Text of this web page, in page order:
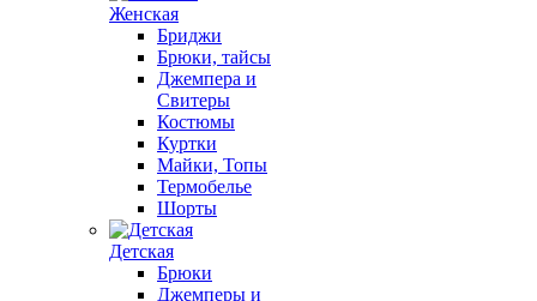
Женская
Бриджи
Брюки, тайсы
Джемпера и
Свитеры
Костюмы
Куртки
Майки, Топы
Термобелье
Шорты
Детская
Брюки
Джемперы и